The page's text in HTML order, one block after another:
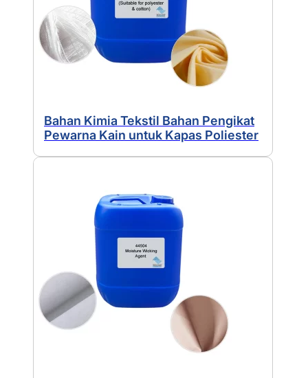
Bahan Kimia Tekstil Bahan Pengikat
Pewarna Kain untuk Kapas Poliester